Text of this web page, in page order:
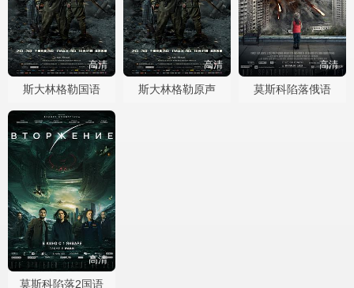
高清
斯大林格勒国语
高清
斯大林格勒原声
高清
莫斯科陷落俄语
高清
莫斯科陷落2国语